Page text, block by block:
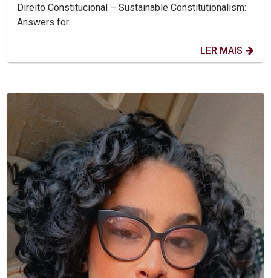
Direito Constitucional – Sustainable Constitutionalism:
Answers for...
LER MAIS